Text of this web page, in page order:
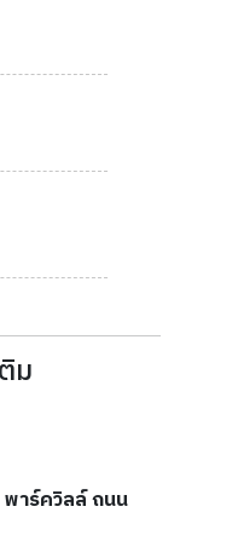
ม
พาร์ควิลล์ ถนน